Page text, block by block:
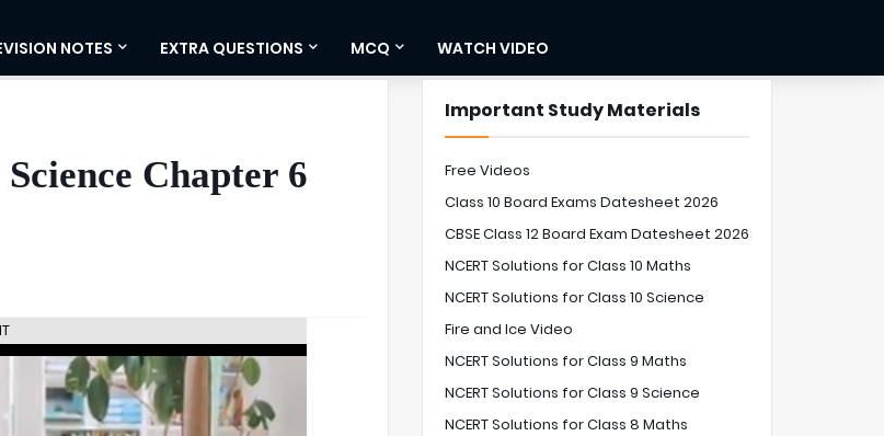
NOTES EXTRA QUESTIONS MCQ WATCH VIDEO
Chapter 6
Important Study Materials
Free Videos
Class 10 Board Exams Datesheet 2026
CBSE Class 12 Board Exam Datesheet 2026
NCERT Solutions for Class 10 Maths
NCERT Solutions for Class 10 Science
Fire and Ice Video
NCERT Solutions for Class 9 Maths
NCERT Solutions for Class 9 Science
NCERT Solutions for Class 8 Maths